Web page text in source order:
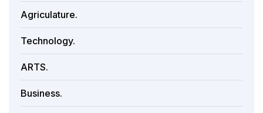
Agriculature.
Technology.
ARTS.
Business.